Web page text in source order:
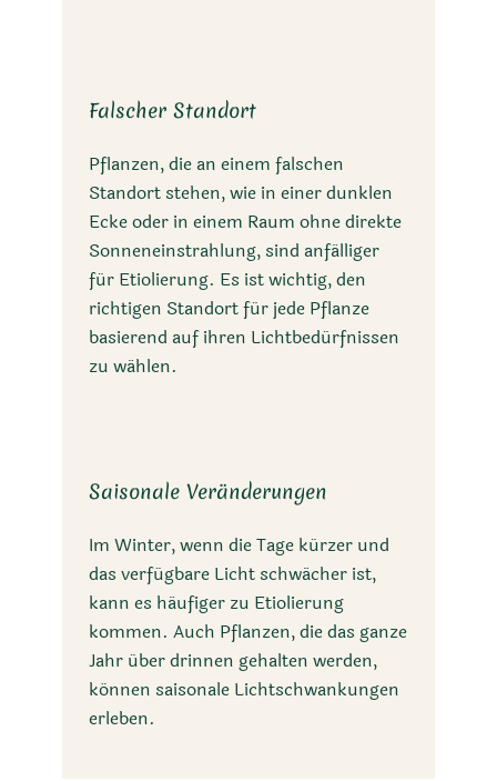
Falscher Standort
Pflanzen, die an einem falschen
Standort stehen, wie in einer dunklen
Ecke oder in einem Raum ohne direkte
Sonneneinstrahlung, sind anfälliger
für Etiolierung. Es ist wichtig, den
richtigen Standort für jede Pflanze
basierend auf ihren Lichtbedürfnissen
zu wählen.
Saisonale Veränderungen
Im Winter, wenn die Tage kürzer und
das verfügbare Licht schwächer ist,
kann es häufiger zu Etiolierung
kommen. Auch Pflanzen, die das ganze
Jahr über drinnen gehalten werden,
können saisonale Lichtschwankungen
erleben.